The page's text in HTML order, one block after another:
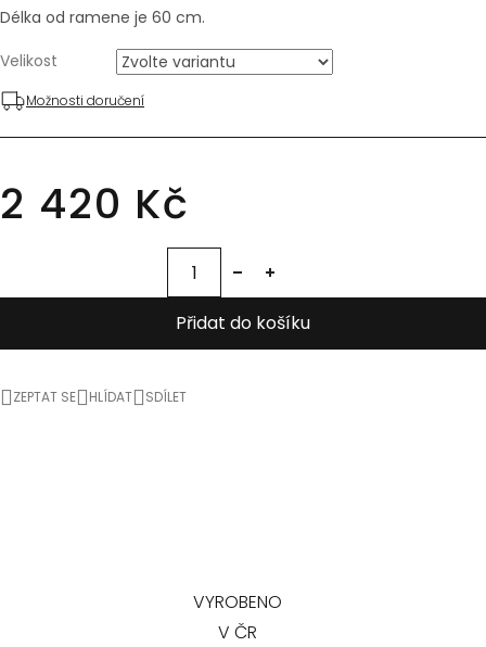
2 420 Kč
Velikost
Možnosti doručení
Přidat do košíku
Délka od ramene je 60 cm.
ZEPTAT SE HLÍDAT SDÍLET
VYROBENO
V ČR